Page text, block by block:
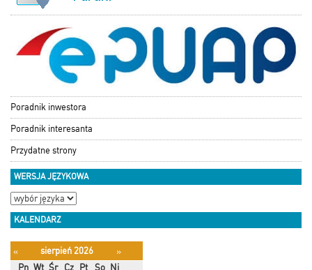
Poradnik inwestora
Poradnik interesanta
Przydatne strony
WERSJA JĘZYKOWA
KALENDARZ
« sierpień 2026
»
Pn Wt Śr Cz Pt So Ni